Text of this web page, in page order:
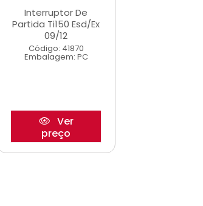
Interruptor De
Partida Ti150 Esd/Ex
09/12
Código: 41870
Embalagem: PC
Ver
preço